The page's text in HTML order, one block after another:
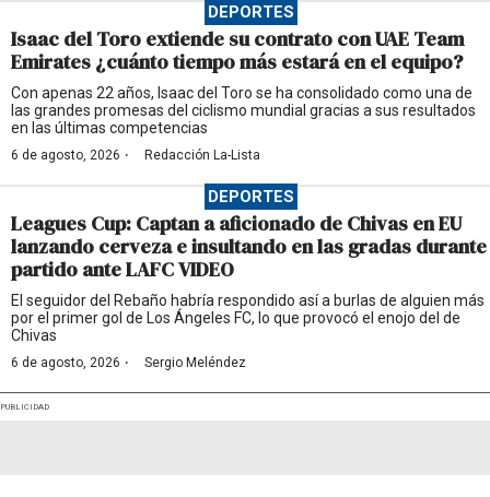
DEPORTES
Isaac del Toro extiende su contrato con UAE Team
Emirates ¿cuánto tiempo más estará en el equipo?
Con apenas 22 años, Isaac del Toro se ha consolidado como una de
las grandes promesas del ciclismo mundial gracias a sus resultados
en las últimas competencias
6 de agosto, 2026 · Redacción La-Lista
DEPORTES
Leagues Cup: Captan a aficionado de Chivas en EU
lanzando cerveza e insultando en las gradas durante
partido ante LAFC VIDEO
El seguidor del Rebaño habría respondido así a burlas de alguien más
por el primer gol de Los Ángeles FC, lo que provocó el enojo del de
Chivas
6 de agosto, 2026 · Sergio Meléndez
PUBLICIDAD